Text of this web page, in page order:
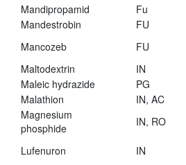
Mandipropamid
Fu
Mandestrobin
FU
Mancozeb
FU
Maltodextrin
IN
Maleic hydrazide
PG
Malathion
IN, AC
Magnesium
phosphide
IN, RO
Lufenuron IN